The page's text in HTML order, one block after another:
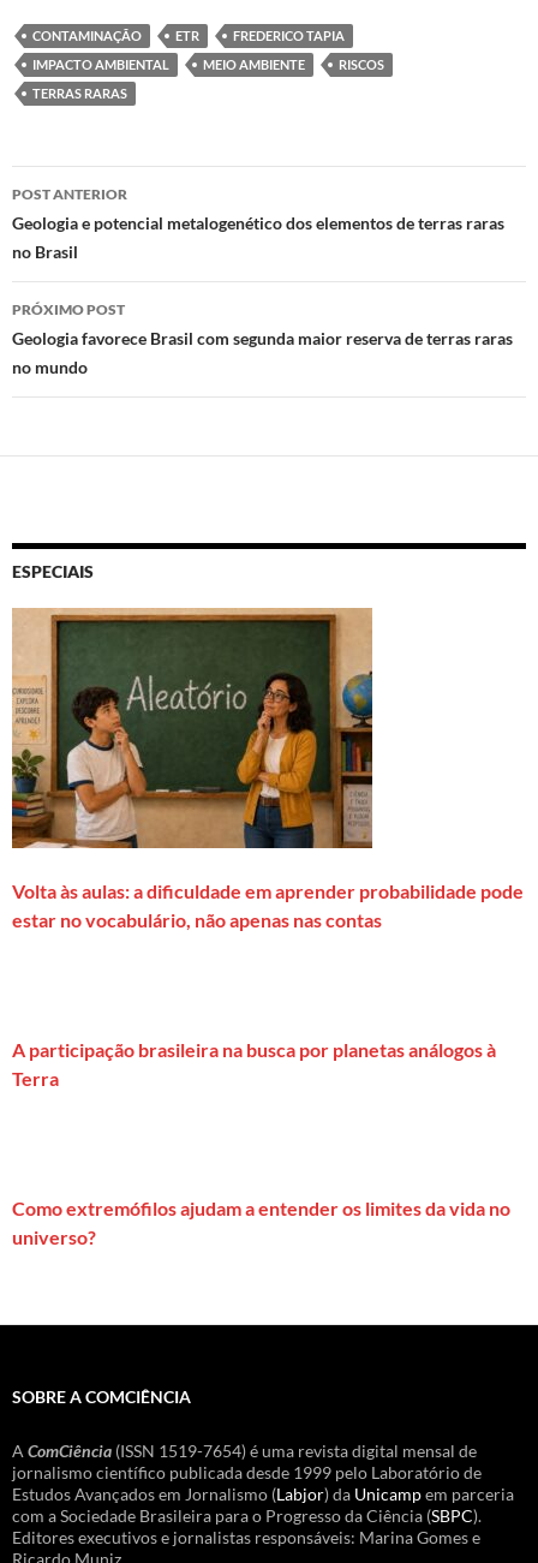
to
d
o
e
b
o
k
at
s
p
nt
CONTAMINAÇÃO ETR
FREDERICO TAPIA
IMPACTO AMBIENTAL
MEIO AMBIENTE
RISCOS
TERRAS RARAS
Navegação
de
posts
POST ANTERIOR
Geologia e potencial metalogenético dos elementos de terras raras
no Brasil
PRÓXIMO POST
Geologia favorece Brasil com segunda maior reserva de terras raras
no mundo
ESPECIAIS
Volta às aulas: a dificuldade em aprender probabilidade pode
estar no vocabulário, não apenas nas contas
A participação brasileira na busca por planetas análogos à
Terra
Como extremófilos ajudam a entender os limites da vida no
universo?
SOBRE A COMCIÊNCIA
A ComCiência (ISSN 1519-7654) é uma revista digital mensal de
jornalismo científico publicada desde 1999 pelo Laboratório de
Estudos Avançados em Jornalismo (Labjor) da Unicampem parceria
com a Sociedade Brasileira para o Progresso da Ciência (SBPC).
Editores executivos e jornalistas responsáveis: Marina Gomes e
Ricardo Muniz.